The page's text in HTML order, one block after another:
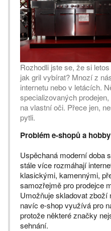
Rozhodli jste se, že si
jak gril vybírat? Mnozí z
internetu nebo v letácích.
specializovaných
na vlastní oči. Přece jen,
pytli.
Problém e-shopů a
Uspěchaná moderní doba
stále více rozmáhají
klasickými, kamennými,
samozřejmě pro prodejce
Umožňuje skladovat zboží
navíc e-shop využívá pro
protože některé značky
sehnání.